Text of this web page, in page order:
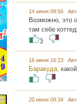
14 июня 09:56
Возможно, это
там себе
3
16 июня 16:23
Баракуда,
20 июня 08:34